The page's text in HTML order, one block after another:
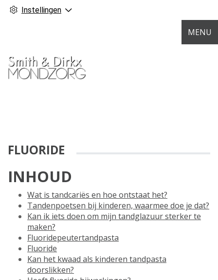
Instellingen
MENU
FLUORIDE
INHOUD
Wat is tandcariës en hoe ontstaat het?
Tandenpoetsen bij kinderen, waarmee doe je dat?
Kan ik iets doen om mijn tandglazuur sterker te
maken?
Fluoridepeutertandpasta
Fluoride
Kan het kwaad als kinderen tandpasta
doorslikken?